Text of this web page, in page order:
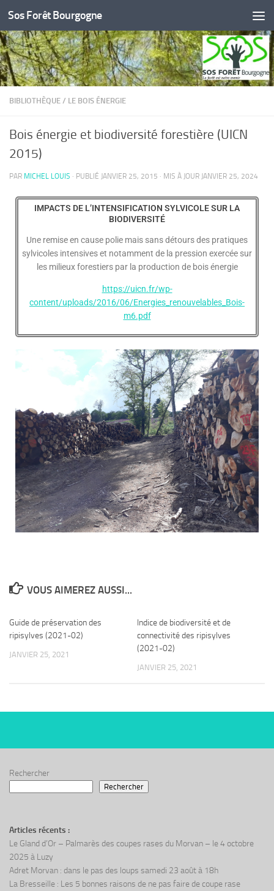
Skip to content
Sos Forêt Bourgogne
BIBLIOTHÈQUE / LE BOIS ÉNERGIE
Bois énergie et biodiversité forestière (UICN
2015)
PAR MICHEL LOUIS · PUBLIÉ JANVIER 25, 2015 · MIS À JOUR JANVIER 25, 2024
IMPACTS DE L’INTENSIFICATION SYLVICOLE SUR LA
BIODIVERSITÉ
Une remise en cause polie mais sans détours des pratiques
sylvicoles intensives et notamment de la pression exercée sur
les milieux forestiers par la production de bois énergie
https://uicn.fr/wp-
content/uploads/2016/06/Energies_renouvelables_Bois-
m6.pdf
VOUS AIMEREZ AUSSI...
Guide de préservation des
ripisylves (2021-02)
JANVIER 25, 2021
Indice de biodiversité et de
connectivité des ripisylves
(2021-02)
JANVIER 25, 2021
Rechercher
Rechercher
Articles récents :
Le Gland d’Or – Palmarès des coupes rases du Morvan – le 4 octobre
2025 à Luzy
Adret Morvan : dans le pas des loups samedi 23 août à 18h
La Bresseille : Les 5 bonnes raisons de ne pas faire de coupe rase